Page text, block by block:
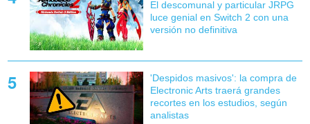
El descomunal y particular JRPG
luce genial en Switch 2 con una
versión no definitiva
'Despidos masivos': la compra de
Electronic Arts traerá grandes
recortes en los estudios, según
analistas